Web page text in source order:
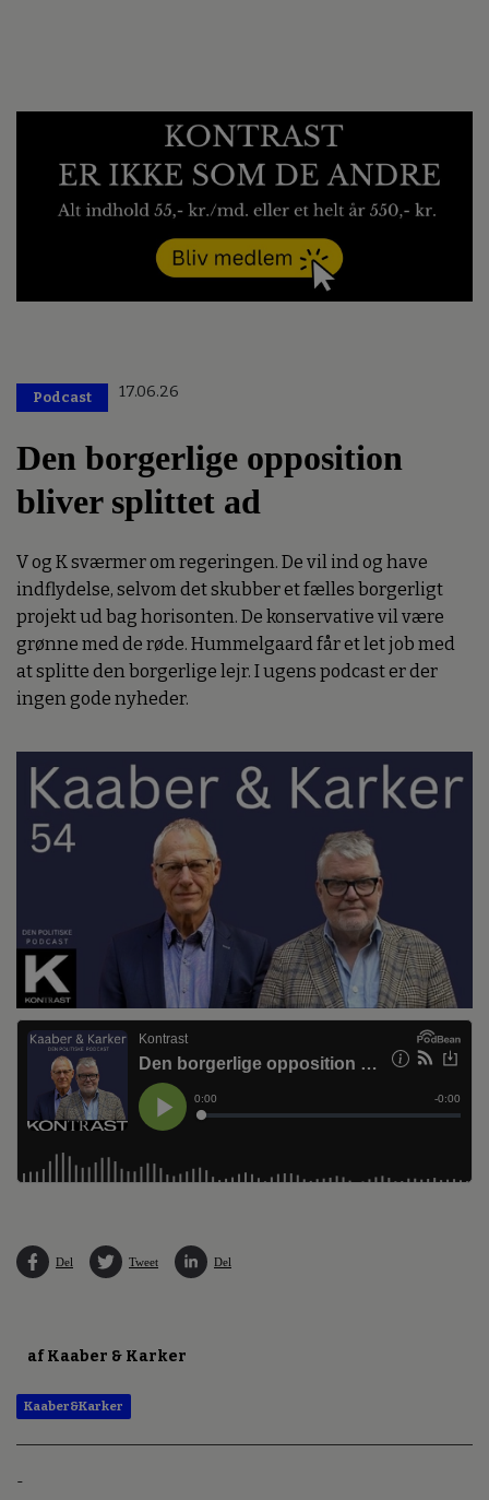
Podcast 17.06.26
Den borgerlige opposition
bliver splittet ad
V og K sværmer om regeringen. De vil ind og have
indflydelse, selvom det skubber et fælles borgerligt
projekt ud bag horisonten. De konservative vil være
grønne med de røde. Hummelgaard får et let job med
at splitte den borgerlige lejr. I ugens podcast er der
ingen gode nyheder.
Del Tweet Del
af Kaaber & Karker
Kaaber&Karker
-